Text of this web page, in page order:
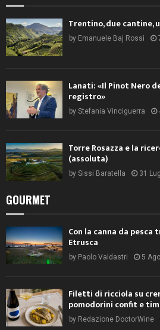
Trentino, due cantine,
by Emanuele Baj Rossi
Lanati: «Il Pinot Nero
registro»
by Stefania Vinciguerra
Torre Rosazza e la
(assoluta)
by Sissi Baratella 31
GOURMET
Con la canna da
Etrusca
by Paolo Valdastri 5
Filetti di ricciola su
pomodorini confit e
by Redazione DoctorWine